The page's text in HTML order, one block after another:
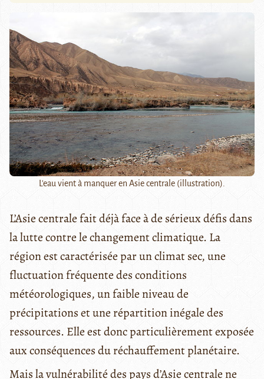
L'eau vient à manquer en Asie centrale (illustration).
L’Asie centrale fait déjà face à de sérieux défis dans
la lutte contre le changement climatique. La
région est caractérisée par un climat sec, une
fluctuation fréquente des conditions
météorologiques, un faible niveau de
précipitations et une répartition inégale des
ressources. Elle est donc particulièrement exposée
aux conséquences du réchauffement planétaire.
Mais la vulnérabilité des pays d’Asie centrale ne